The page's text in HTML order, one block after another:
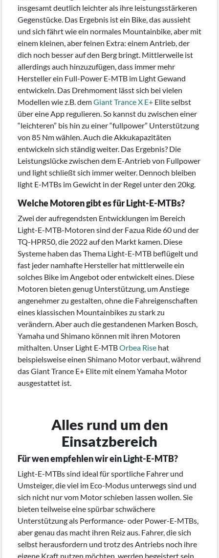
insgesamt deutlich leichter als ihre leistungsstärkeren
Gegenstücke. Das Ergebnis ist ein Bike, das aussieht
und sich fährt wie ein normales Mountainbike, aber mit
einem kleinen, aber feinen Extra: einem Antrieb, der
dich noch besser auf den Berg bringt. Mittlerweile ist
allerdings auch hinzuzufügen, dass immer mehr
Hersteller ein Full-Power E-MTB im Light Gewand
entwickeln. Das Drehmoment lässt sich bei vielen
Modellen wie z.B. demGiant Trance X E+ Elite selbst
über eine App regulieren. So kannst du zwischen einer
“leichteren” bis hin zu einer “fullpower” Unterstützung
von 85 Nm wählen. Auch die Akkukapazitäten
entwickeln sich ständig weiter. Das Ergebnis? Die
Leistungslücke zwischen dem E-Antrieb von Fullpower
und light schließt sich immer weiter. Dennoch bleiben
light E-MTBs im Gewicht in der Regel unter den 20kg.
Welche Motoren gibt es für Light-E-MTBs?
Zwei der aufregendsten Entwicklungen im Bereich
Light-E-MTB-Motoren sind der Fazua Ride 60 und der
TQ-HPR50, die 2022 auf den Markt kamen. Diese
Systeme haben das Thema Light-E-MTB beflügelt und
fast jeder namhafte Hersteller hat mittlerweile ein
solches Bike im Angebot oder entwickelt eines. Diese
Motoren bieten genug Unterstützung, um Anstiege
angenehmer zu gestalten, ohne die Fahreigenschaften
eines klassischen Mountainbikes zu stark zu
verändern. Aber auch die gestandenen Marken Bosch,
Yamaha und Shimano können mit ihren Motoren
mithalten. Unser Light E-MTBOrbea Rise hat
beispielsweise einen Shimano Motor verbaut, während
das Giant Trance E+ Elite mit einem Yamaha Motor
ausgestattet ist.
Alles rund um den
Einsatzbereich
Für wen empfehlen wir ein Light-E-MTB?
Light-E-MTBs sind ideal für sportliche Fahrer und
Umsteiger, die viel im Eco-Modus unterwegs sind und
sich nicht nur vom Motor schieben lassen wollen. Sie
bieten teilweise eine spürbar schwächere
Unterstützung als Performance- oder Power-E-MTBs,
aber genau das macht ihren Reiz aus. Fahrer, die sich
selbst herausfordern und trotz des Antriebs noch ihre
eigene Kraft nutzen möchten, werden begeistert sein.